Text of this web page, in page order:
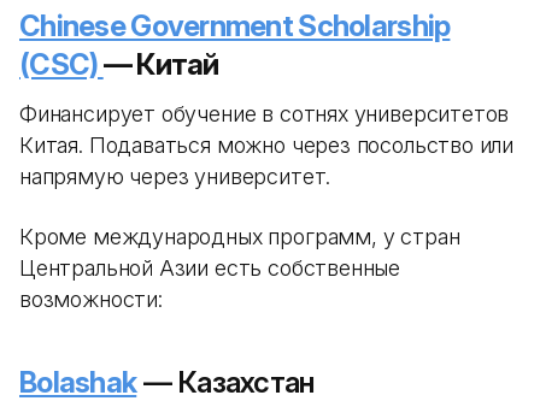
Chinese Government Scholarship
(CSC)— Китай
Финансирует обучение в сотнях университетов
Китая. Подаваться можно через посольство или
напрямую через университет.
Кроме международных программ, у стран
Центральной Азии есть собственные
возможности:
Bolashak— Казахстан